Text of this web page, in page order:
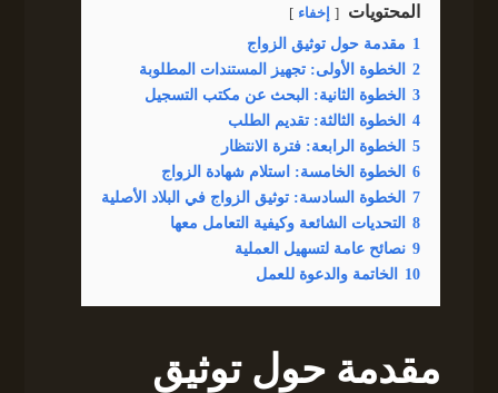
المحتويات إخفاء
1 مقدمة حول توثيق الزواج
2 الخطوة الأولى: تجهيز المستندات المطلوبة
3 الخطوة الثانية: البحث عن مكتب التسجيل
4 الخطوة الثالثة: تقديم الطلب
5 الخطوة الرابعة: فترة الانتظار
6 الخطوة الخامسة: استلام شهادة الزواج
7 الخطوة السادسة: توثيق الزواج في البلاد الأصلية
8 التحديات الشائعة وكيفية التعامل معها
9 نصائح عامة لتسهيل العملية
10 الخاتمة والدعوة للعمل
مقدمة حول توثيق